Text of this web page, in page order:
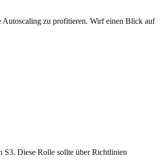
zu profitieren. Wirf einen Blick auf
Diese Rolle sollte über Richtlinien